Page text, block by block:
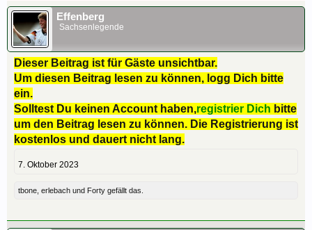
Effenberg
Sachsenlegende
Dieser Beitrag ist für Gäste unsichtbar.
Um diesen Beitrag lesen zu können, logg Dich bitte
ein.
Solltest Du keinen Account haben,registrier Dich bitte
um den Beitrag lesen zu können. Die Registrierung ist
kostenlos und dauert nicht lang.
7. Oktober 2023
tbone erlebach und Forty gefällt das.